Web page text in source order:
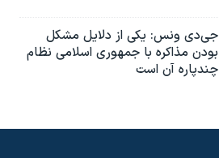
جی‌دی ونس: یکی از دلایل مشکل
بودن مذاکره با جمهوری اسلامی نظام
چندپاره آن است